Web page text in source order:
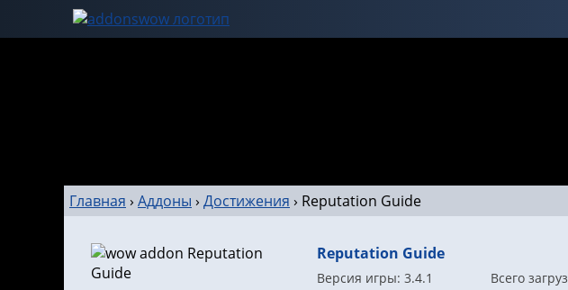
Главная › Аддоны › Достижения › Reputation Guide
Reputation Guide
Версия игры: 3.4.1
Всего